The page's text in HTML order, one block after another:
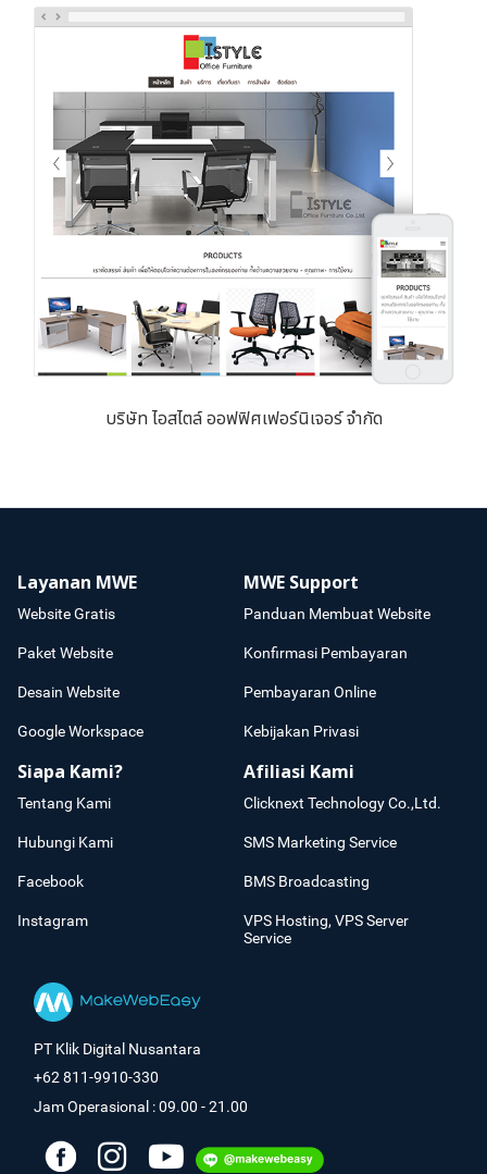
บริษัท ไอสไตล์ ออฟฟิศเฟอร์นิเจอร์ จำกัด
Layanan MWE
Website Gratis
Paket Website
Desain Website
Google Workspace
MWE Support
Panduan Membuat Website
Konfirmasi Pembayaran
Pembayaran Online
Kebijakan Privasi
Siapa Kami?
Tentang Kami
Hubungi Kami
Facebook
Instagram
Afiliasi Kami
Clicknext Technology Co.,Ltd.
SMS Marketing Service
BMS Broadcasting
VPS Hosting, VPS Server
Service
PT Klik Digital Nusantara
+62 811-9910-330
Jam Operasional : 09.00 - 21.00